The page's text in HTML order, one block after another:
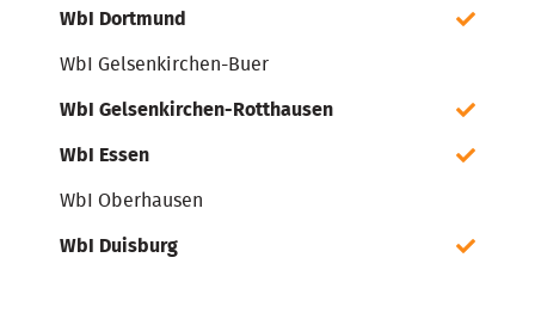
WbI Dortmund
WbI Gelsenkirchen-Buer
WbI Gelsenkirchen-Rotthausen
WbI Essen
WbI Oberhausen
WbI Duisburg